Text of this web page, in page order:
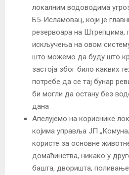
локалним водоводима
Б5-Исламовац, који је
резервоара на Штрепцима,
искључења на овом
што можемо да буду што
застоја због било каквих
потребе да се тај бунар
би могли да остану без
дана
Апелујемо на кориснике
којима управља ЈП
користе за основне
домаћинства, никако у
башта, дворишта,